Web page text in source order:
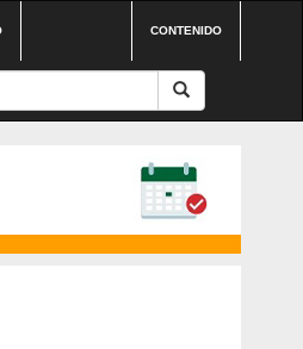
CONTENIDO